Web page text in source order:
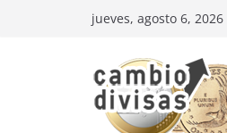
jueves, agosto 6, 2026